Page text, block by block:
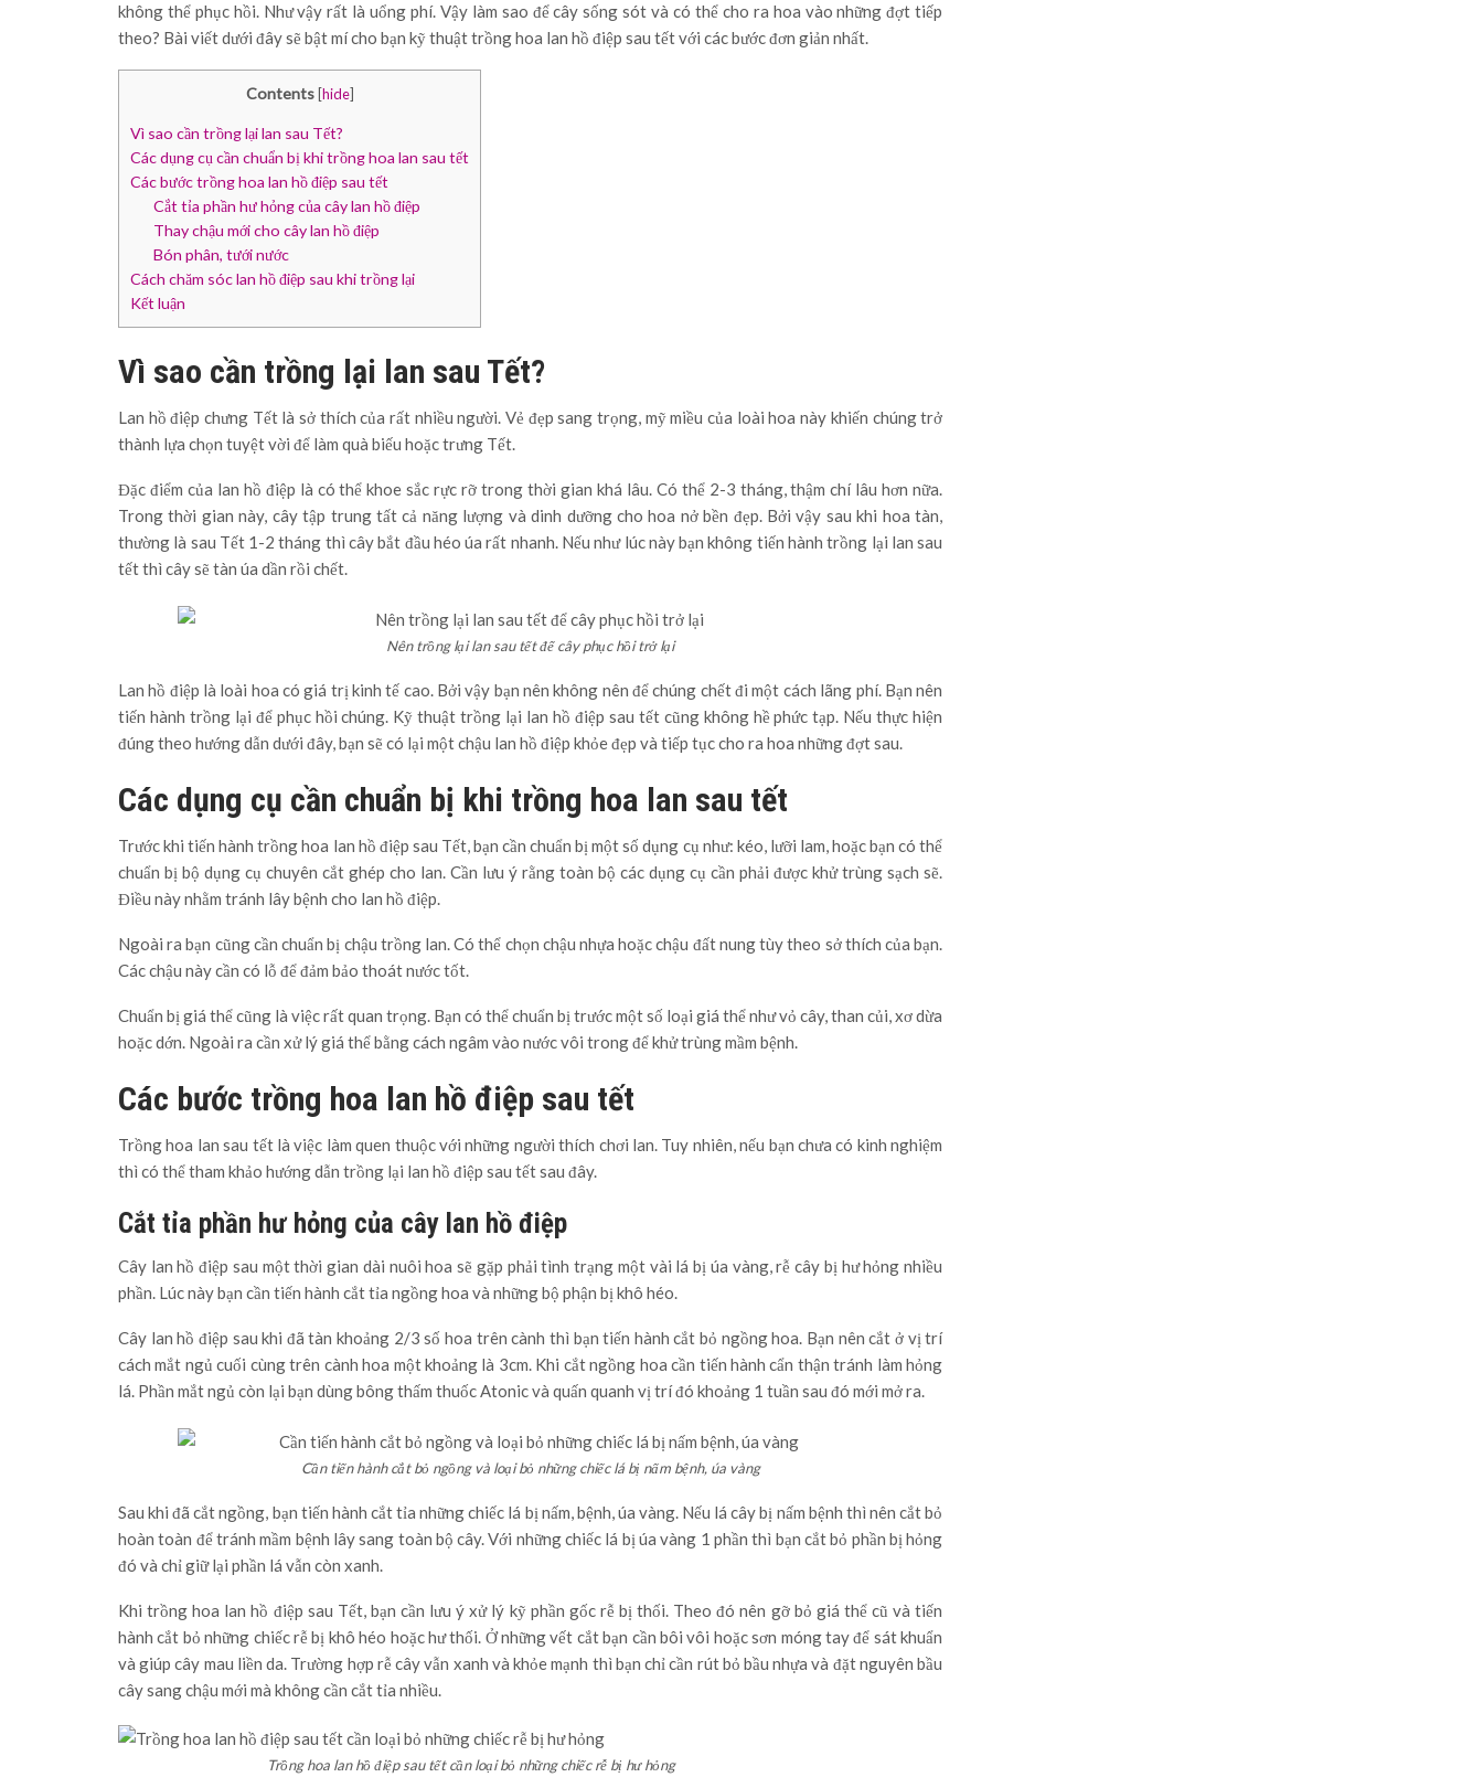
không thể phục hồi. Như vậy rất là uổng phí. Vậy làm sao để cây sống sót và có thể cho ra hoa vào những đợt tiếp
theo? Bài viết dưới đây sẽ bật mí cho bạn kỹ thuật trồng hoa lan hồ điệp sau tết với các bước đơn giản nhất.
Contents [hide]
Vì sao cần trồng lại lan sau Tết?
Các dụng cụ cần chuẩn bị khi trồng hoa lan sau tết
Các bước trồng hoa lan hồ điệp sau tết
Cắt tỉa phần hư hỏng của cây lan hồ điệp
Thay chậu mới cho cây lan hồ điệp
Bón phân, tưới nước
Cách chăm sóc lan hồ điệp sau khi trồng lại
Kết luận
Vì sao cần trồng lại lan sau Tết?
Lan hồ điệp chưng Tết là sở thích của rất nhiều người. Vẻ đẹp sang trọng, mỹ miều của loài hoa này khiến chúng trở
thành lựa chọn tuyệt vời để làm quà biếu hoặc trưng Tết.
Đặc điểm của lan hồ điệp là có thể khoe sắc rực rỡ trong thời gian khá lâu. Có thể 2-3 tháng, thậm chí lâu hơn nữa.
Trong thời gian này, cây tập trung tất cả năng lượng và dinh dưỡng cho hoa nở bền đẹp. Bởi vậy sau khi hoa tàn,
thường là sau Tết 1-2 tháng thì cây bắt đầu héo úa rất nhanh. Nếu như lúc này bạn không tiến hành trồng lại lan sau
tết thì cây sẽ tàn úa dần rồi chết.
Nên trồng lại lan sau tết để cây phục hồi trở lại
Lan hồ điệp là loài hoa có giá trị kinh tế cao. Bởi vậy bạn nên không nên để chúng chết đi một cách lãng phí. Bạn nên
tiến hành trồng lại để phục hồi chúng. Kỹ thuật trồng lại lan hồ điệp sau tết cũng không hề phức tạp. Nếu thực hiện
đúng theo hướng dẫn dưới đây, bạn sẽ có lại một chậu lan hồ điệp khỏe đẹp và tiếp tục cho ra hoa những đợt sau.
Các dụng cụ cần chuẩn bị khi trồng hoa lan sau tết
Trước khi tiến hành trồng hoa lan hồ điệp sau Tết, bạn cần chuẩn bị một số dụng cụ như: kéo, lưỡi lam, hoặc bạn có thể
chuẩn bị bộ dụng cụ chuyên cắt ghép cho lan. Cần lưu ý rằng toàn bộ các dụng cụ cần phải được khử trùng sạch sẽ.
Điều này nhằm tránh lây bệnh cho lan hồ điệp.
Ngoài ra bạn cũng cần chuẩn bị chậu trồng lan. Có thể chọn chậu nhựa hoặc chậu đất nung tùy theo sở thích của bạn.
Các chậu này cần có lỗ để đảm bảo thoát nước tốt.
Chuẩn bị giá thể cũng là việc rất quan trọng. Bạn có thể chuẩn bị trước một số loại giá thể như vỏ cây, than củi, xơ dừa
hoặc dớn. Ngoài ra cần xử lý giá thể bằng cách ngâm vào nước vôi trong để khử trùng mầm bệnh.
Các bước trồng hoa lan hồ điệp sau tết
Trồng hoa lan sau tết là việc làm quen thuộc với những người thích chơi lan. Tuy nhiên, nếu bạn chưa có kinh nghiệm
thì có thể tham khảo hướng dẫn trồng lại lan hồ điệp sau tết sau đây.
Cắt tỉa phần hư hỏng của cây lan hồ điệp
Cây lan hồ điệp sau một thời gian dài nuôi hoa sẽ gặp phải tình trạng một vài lá bị úa vàng, rễ cây bị hư hỏng nhiều
phần. Lúc này bạn cần tiến hành cắt tỉa ngồng hoa và những bộ phận bị khô héo.
Cây lan hồ điệp sau khi đã tàn khoảng 2/3 số hoa trên cành thì bạn tiến hành cắt bỏ ngồng hoa. Bạn nên cắt ở vị trí
cách mắt ngủ cuối cùng trên cành hoa một khoảng là 3cm. Khi cắt ngồng hoa cần tiến hành cẩn thận tránh làm hỏng
lá. Phần mắt ngủ còn lại bạn dùng bông thấm thuốc Atonic và quấn quanh vị trí đó khoảng 1 tuần sau đó mới mở ra.
Cần tiến hành cắt bỏ ngồng và loại bỏ những chiếc lá bị nấm bệnh, úa vàng
Sau khi đã cắt ngồng, bạn tiến hành cắt tỉa những chiếc lá bị nấm, bệnh, úa vàng. Nếu lá cây bị nấm bệnh thì nên cắt bỏ
hoàn toàn để tránh mầm bệnh lây sang toàn bộ cây. Với những chiếc lá bị úa vàng 1 phần thì bạn cắt bỏ phần bị hỏng
đó và chỉ giữ lại phần lá vẫn còn xanh.
Khi trồng hoa lan hồ điệp sau Tết, bạn cần lưu ý xử lý kỹ phần gốc rễ bị thối. Theo đó nên gỡ bỏ giá thể cũ và tiến
hành cắt bỏ những chiếc rễ bị khô héo hoặc hư thối. Ở những vết cắt bạn cần bôi vôi hoặc sơn móng tay để sát khuẩn
và giúp cây mau liền da. Trường hợp rễ cây vẫn xanh và khỏe mạnh thì bạn chỉ cần rút bỏ bầu nhựa và đặt nguyên bầu
cây sang chậu mới mà không cần cắt tỉa nhiều.
Trồng hoa lan hồ điệp sau tết cần loại bỏ những chiếc rễ bị hư hỏng